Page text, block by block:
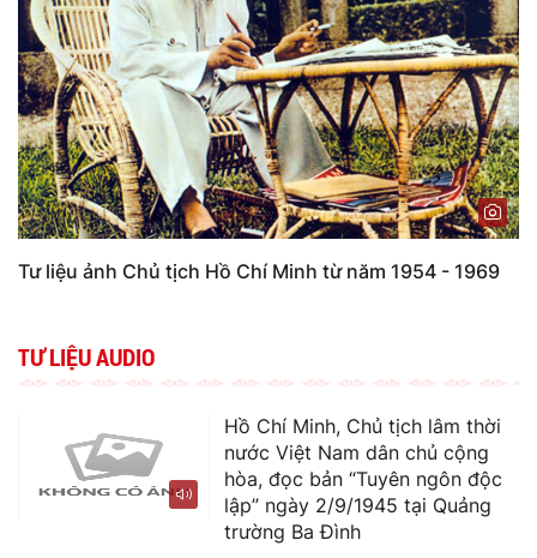
Tư liệu ảnh Chủ tịch Hồ Chí Minh từ năm 1954 - 1969
TƯ LIỆU AUDIO
Hồ Chí Minh, Chủ tịch lâm thời
nước Việt Nam dân chủ cộng
hòa, đọc bản “Tuyên ngôn độc
lập” ngày 2/9/1945 tại Quảng
trường Ba Đình